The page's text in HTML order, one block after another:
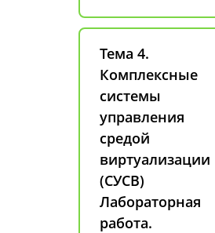
Тема 4.
Комплексные
системы
управления
средой
виртуализации
(СУСВ)
Лабораторная
работа.